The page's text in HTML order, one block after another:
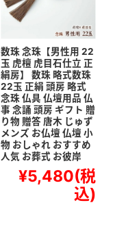
数珠 念珠【男性用 22
玉 虎檀 虎目石仕立 正
絹房】 数珠 略式数珠
22玉 正絹 頭房 略式
念珠 仏具 仏壇用品 仏
事 念誦 頭房 ギフト 贈
り物 贈答 唐木 じゅず
メンズ お仏壇 仏壇 小
物 おしゃれ おすすめ
人気 お葬式 お彼岸
¥5,480(税
込)